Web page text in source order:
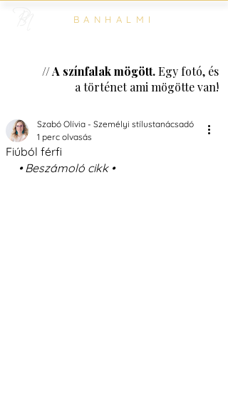
BANHALMI
// A színfalak mögött.Egy fotó, és
a történet ami mögötte van!
Fiúból férfi
Szabó Olívia - Személyi stílustanácsadó
1 perc olvasás
• Beszámoló cikk •